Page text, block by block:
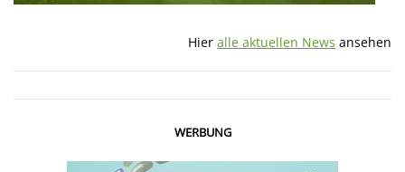
Hier alle aktuellen News ansehen
WERBUNG